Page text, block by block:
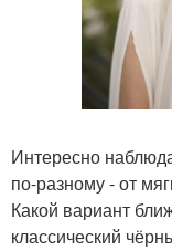
Интересно
по-разному - от
Какой вариант
классический